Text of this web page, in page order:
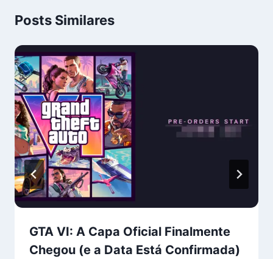
Posts Similares
GTA VI: A Capa Oficial Finalmente
Chegou (e a Data Está Confirmada)